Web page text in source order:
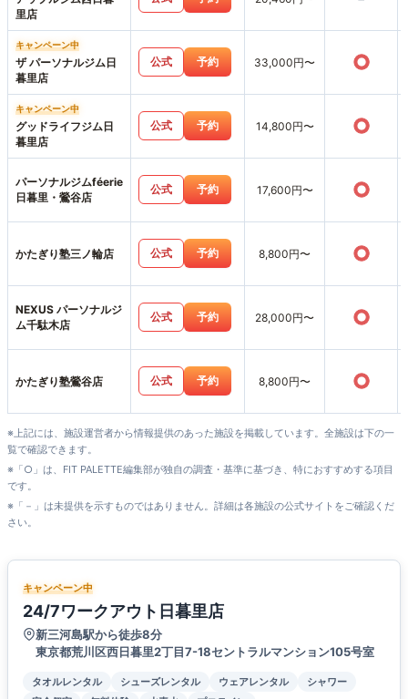
里店
キャンペーン中
ザ パーソナルジム日
暮里店
公式 予約 33,000円〜 ○
キャンペーン中
グッドライフジム日
暮里店
公式 予約 14,800円〜 ○
パーソナルジムféerie
日暮里・鶯谷店
公式 予約 17,600円〜 ○
かたぎり塾三ノ輪店 公式 予約 8,800円〜 ○
NEXUS パーソナルジ
ム千駄木店
公式 予約 28,000円〜 ○
かたぎり塾鶯谷店 公式 予約 8,800円〜 ○
※上記には、施設運営者から情報提供のあった施設を掲載しています。全施設は下の一
覧で確認できます。
※「○」は、FIT PALETTE編集部が独自の調査・基準に基づき、特におすすめする項目
です。
※「－」は未提供を示すものではありません。詳細は各施設の公式サイトをご確認くだ
さい。
キャンペーン中
24/7ワークアウト日暮里店
新三河島駅から徒歩8分
東京都荒川区西日暮里2丁目7-18セントラルマンション105号室
タオルレンタル シューズレンタル ウェアレンタル
シャワー